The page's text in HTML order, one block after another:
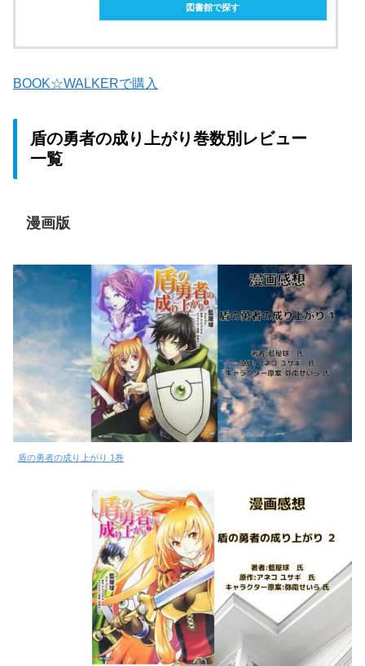
図書館で探す
BOOK☆WALKERで購入
盾の勇者の成り上がり巻数別レビュー
一覧
漫画版
盾の勇者の成り上がり 1巻